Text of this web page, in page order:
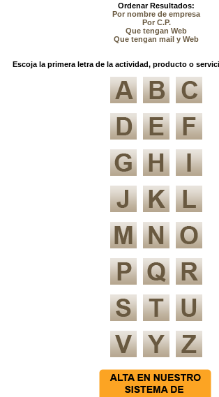
Ordenar Resultados:
Por nombre de empresa
Por C.P.
Que tengan Web
Que tengan mail y Web
Escoja la primera letra de la actividad, producto o